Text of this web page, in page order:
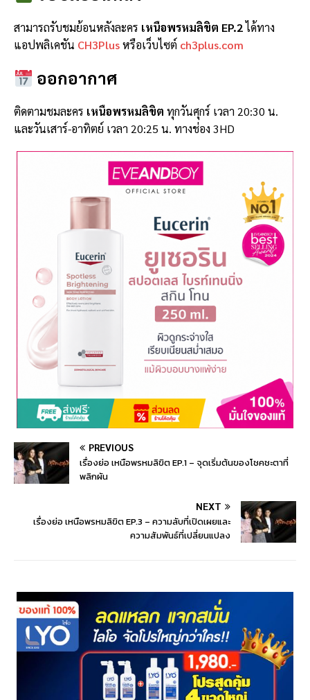
สามารถรับชมย้อนหลังละคร เหนือพรหมลิขิต EP.2ได้ทาง
แอปพลิเคชัน CH3Plusหรือเว็บไซต์ ch3plus.com
ออกอากาศ
ติดตามชมละคร เหนือพรหมลิขิต ทุกวันศุกร์ เวลา 20:30 น.
และวันเสาร์-อาทิตย์ เวลา 20:25 น. ทางช่อง 3HD
PREVIOUS
เรื่องย่อ เหนือพรหมลิขิต EP.1 – จุดเริ่มต้นของโชคชะตาที่
พลิกผัน
NEXT
เรื่องย่อ เหนือพรหมลิขิต EP.3 – ความลับที่เปิดเผยและ
ความสัมพันธ์ที่เปลี่ยนแปลง